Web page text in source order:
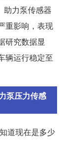
助力泵传感器
重影响，表现
研究数据显
辆运行稳定至
泵压力传感
道现在是多少